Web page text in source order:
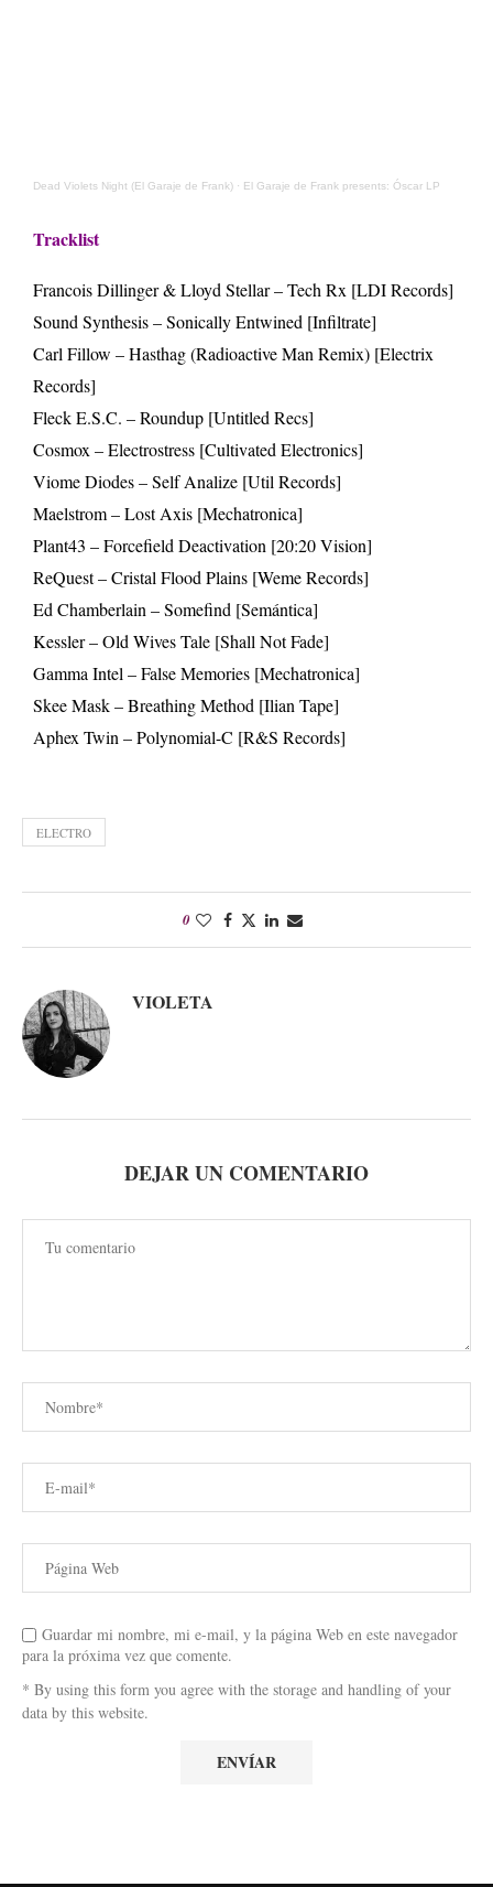
Dead Violets Night (El Garaje de Frank) · El Garaje de Frank presents: Óscar LP
Tracklist
Francois Dillinger & Lloyd Stellar – Tech Rx [LDI Records]
Sound Synthesis – Sonically Entwined [Infiltrate]
Carl Fillow – Hasthag (Radioactive Man Remix) [Electrix
Records]
Fleck E.S.C. – Roundup [Untitled Recs]
Cosmox – Electrostress [Cultivated Electronics]
Viome Diodes – Self Analize [Util Records]
Maelstrom – Lost Axis [Mechatronica]
Plant43 – Forcefield Deactivation [20:20 Vision]
ReQuest – Cristal Flood Plains [Weme Records]
Ed Chamberlain – Somefind [Semántica]
Kessler – Old Wives Tale [Shall Not Fade]
Gamma Intel – False Memories [Mechatronica]
Skee Mask – Breathing Method [Ilian Tape]
Aphex Twin – Polynomial-C [R&S Records]
ELECTRO
0
VIOLETA
DEJAR UN COMENTARIO
Guardar mi nombre, mi e-mail, y la página Web en este navegador
para la próxima vez que comente.
* By using this form you agree with the storage and handling of your
data by this website.